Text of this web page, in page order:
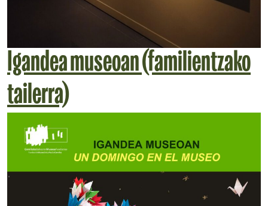
Igandea museoan (familientzako
tailerra)